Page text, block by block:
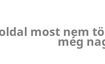
oldal most nem
még